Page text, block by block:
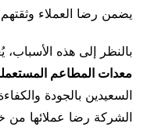
يضمن رضا العملاء
بالنظر إلى هذه الأسباب،
معدات المطاعم
السعيدين بالجودة
الشركة رضا عملائها من